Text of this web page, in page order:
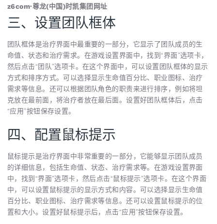
z6com·尊龙(中国)时凯集团网址
三、设置团队框体
团队框体是治疗界面中最重要的一部分，它显示了团队成员的生
命值、状态和治疗需求。在游戏设置界面中，找到“界面”选项卡，
然后点击“团队”选项卡。在这个界面中，可以设置团队框体的显示
方式和排序方式。可以选择显示生命值百分比、职业图标、治疗
需求等信息。还可以根据团队角色的职责来进行排序，例如将坦
克放在最前面，将治疗者放在最后面。设置好团队框体后，点击
“应用”按钮保存设置。
四、配置鼠标提示
鼠标提示是治疗界面中非常重要的一部分，它能够显示团队成员
的详细信息，包括生命值、状态、治疗需求等。在游戏设置界面
中，找到“界面”选项卡，然后点击“鼠标提示”选项卡。在这个界面
中，可以设置鼠标提示的显示方式和内容。可以选择显示生命值
百分比、职业图标、治疗需求等信息。还可以设置鼠标提示的位
置和大小。设置好鼠标提示后，点击“应用”按钮保存设置。